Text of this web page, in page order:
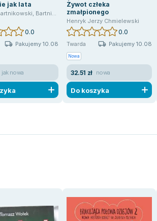
jak lata
, Bartnikowski Bogdan
0.0
Pakujemy 10.08
jak nowa
Żywot człeka
zmałpionego
Henryk Jerzy Chmielewski
0.0
Twarda Pakujemy 10.08
Nowa
32.51 zł nowa
Do koszyka